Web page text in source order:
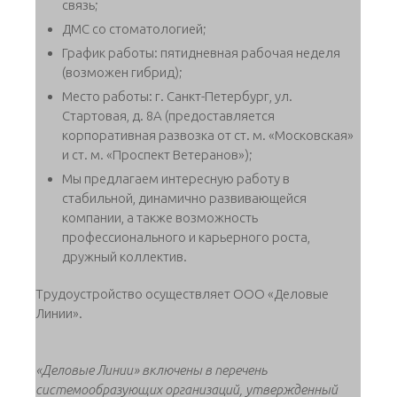
связь;
ДМС со стоматологией;
График работы: пятидневная рабочая неделя
(возможен гибрид);
Место работы: г. Санкт-Петербург, ул.
Стартовая, д. 8А (предоставляется
корпоративная развозка от ст. м. «Московская»
и ст. м. «Проспект Ветеранов»);
Мы предлагаем интересную работу в
стабильной, динамично развивающейся
компании, а также возможность
профессионального и карьерного роста,
дружный коллектив.
Трудоустройство осуществляет ООО «Деловые
Линии».
«Деловые Линии» включены в перечень
системообразующих организаций, утвержденный